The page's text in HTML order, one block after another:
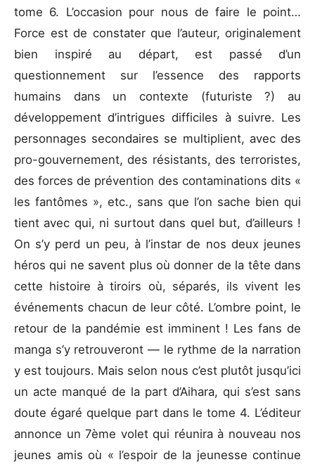
tome 6. L’occasion pour nous de faire le point…
Force est de constater que l’auteur, originalement
bien inspiré au départ, est passé d’un
questionnement sur l’essence des rapports
humains dans un contexte (futuriste ?) au
développement d’intrigues difficiles à suivre. Les
personnages secondaires se multiplient, avec des
pro-gouvernement, des résistants, des terroristes,
des forces de prévention des contaminations dits «
les fantômes », etc., sans que l’on sache bien qui
tient avec qui, ni surtout dans quel but, d’ailleurs !
On s’y perd un peu, à l’instar de nos deux jeunes
héros qui ne savent plus où donner de la tête dans
cette histoire à tiroirs où, séparés, ils vivent les
événements chacun de leur côté. L’ombre point, le
retour de la pandémie est imminent ! Les fans de
manga s’y retrouveront — le rythme de la narration
y est toujours. Mais selon nous c’est plutôt jusqu’ici
un acte manqué de la part d’Aihara, qui s’est sans
doute égaré quelque part dans le tome 4. L’éditeur
annonce un 7ème volet qui réunira à nouveau nos
jeunes amis où « l’espoir de la jeunesse continue